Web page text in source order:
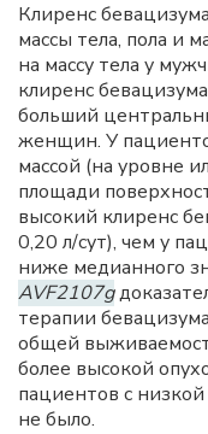
Клиренс
массы тела, пола и
на массу тела у
клиренс
больший
женщин. У
массой (на уровне
площади
высокий клиренс
0,20 л/сут), чем у
ниже медианного
AVF2107g
терапии
общей
более высокой
пациентов с
не было.